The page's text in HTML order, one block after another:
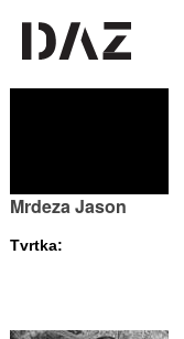
Mrdeza Jason
Tvrtka: